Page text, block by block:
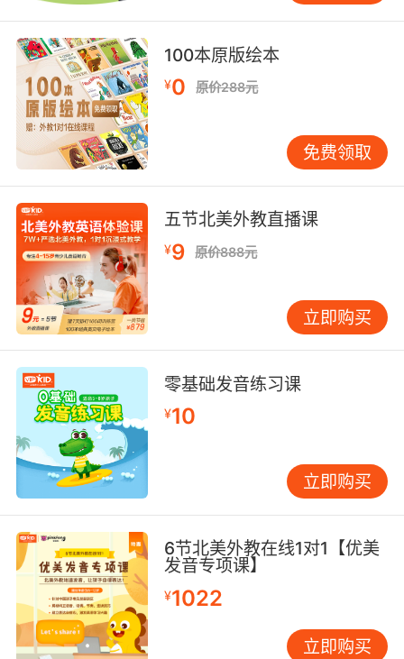
100本原版绘本
¥0 原价288元
免费领取
五节北美外教直播课
¥9 原价888元
立即购买
零基础发音练习课
¥10
立即购买
6节北美外教在线1对1【优美
发音专项课】
¥1022
立即购买